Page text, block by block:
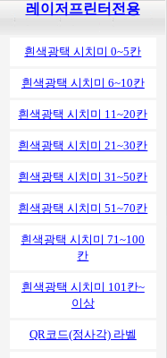
레이저프린터전용
흰색광택 시치미 0~5칸
흰색광택 시치미 6~10칸
흰색광택 시치미 11~20칸
흰색광택 시치미 21~30칸
흰색광택 시치미 31~50칸
흰색광택 시치미 51~70칸
흰색광택 시치미 71~100
칸
흰색광택 시치미 101칸~
이상
QR코드(정사각) 라벨